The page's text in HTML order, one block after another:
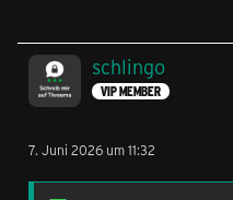
schlingo
VIP MEMBER
7. Juni 2026 um 11:32